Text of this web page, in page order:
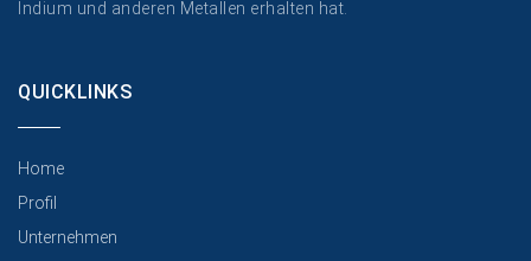
Indium und anderen Metallen erhalten hat.
QUICKLINKS
Home
Profil
Unternehmen